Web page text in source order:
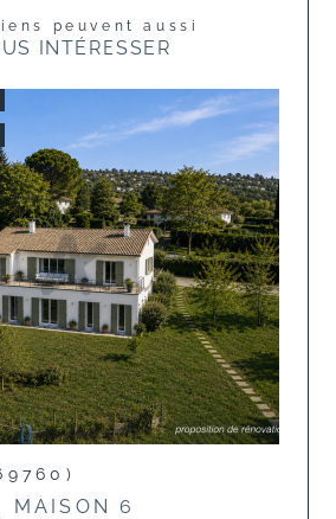
peuvent aussi
INTÉRESSER
MAISON 6